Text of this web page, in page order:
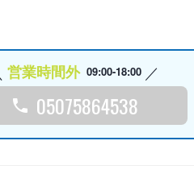
営業時間外 09:00-18:00
05075864538